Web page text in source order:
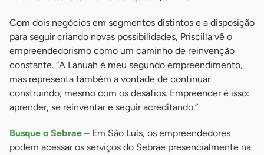
Com dois negócios em segmentos distintos e a disposição
para seguir criando novas possibilidades, Priscilla vê o
empreendedorismo como um caminho de reinvenção
constante. “A Lanuah é meu segundo empreendimento,
mas representa também a vontade de continuar
construindo, mesmo com os desafios. Empreender é isso:
aprender, se reinventar e seguir acreditando.”
Busque o Sebrae – Em São Luís, os empreendedores
podem acessar os serviços do Sebrae presencialmente na